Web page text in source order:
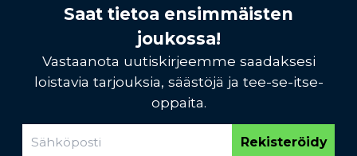
Saat tietoa ensimmäisten
joukossa!
Vastaanota uutiskirjeemme saadaksesi
loistavia tarjouksia, säästöjä ja tee-se-itse-
oppaita.
Rekisteröidy